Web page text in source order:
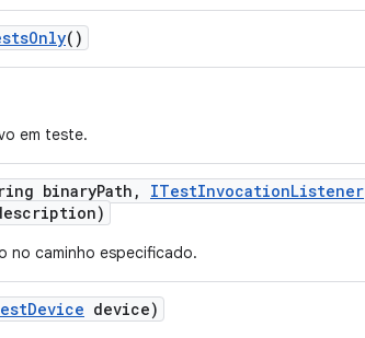
Only()
em teste.
binaryPath , ITestInvocationListener
no caminho especificado.
Device device)